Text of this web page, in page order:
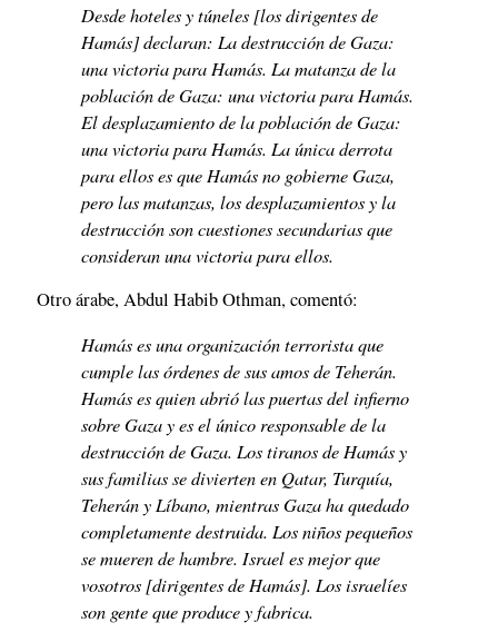
Desde hoteles y túneles [los dirigentes de
Hamás] declaran: La destrucción de Gaza:
una victoria para Hamás. La matanza de la
población de Gaza: una victoria para Hamás.
El desplazamiento de la población de Gaza:
una victoria para Hamás. La única derrota
para ellos es que Hamás no gobierne Gaza,
pero las matanzas, los desplazamientos y la
destrucción son cuestiones secundarias que
consideran una victoria para ellos.
Otro árabe, Abdul Habib Othman, comentó:
Hamás es una organización terrorista que
cumple las órdenes de sus amos de Teherán.
Hamás es quien abrió las puertas del infierno
sobre Gaza y es el único responsable de la
destrucción de Gaza. Los tiranos de Hamás y
sus familias se divierten en Qatar, Turquía,
Teherán y Líbano, mientras Gaza ha quedado
completamente destruida. Los niños pequeños
se mueren de hambre. Israel es mejor que
vosotros [dirigentes de Hamás]. Los israelíes
son gente que produce y fabrica.